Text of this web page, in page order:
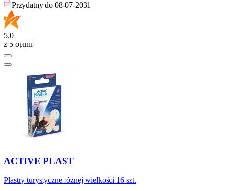
Przydatny do 08-07-2031
5.0
z 5 opinii
ACTIVE PLAST
Plastry turystyczne różnej wielkości 16 szt.